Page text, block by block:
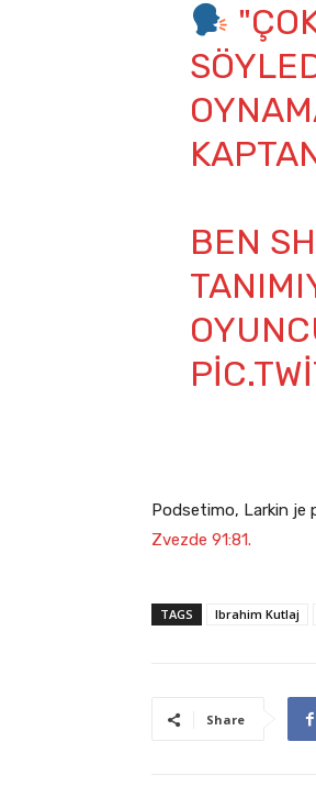
BEN
Podsetimo, Larkin je
Zvezde 91:81.
TAGS Ibrahim Kutlaj
Share